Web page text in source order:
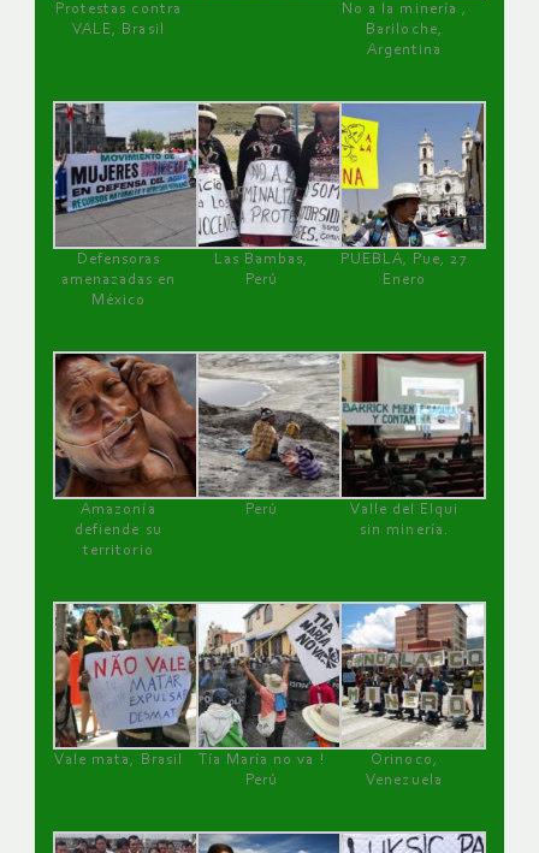
Protestas contra
VALE, Brasil
No a la minería ,
Bariloche,
Argentina
Defensoras
amenazadas en
México
Las Bambas,
Perú
PUEBLA, Pue, 27
Enero
Amazonía
defiende su
territorio
Perú
Valle del Elqui
sin minería.
Vale mata, Brasil
Tía María no va !
Perú
Orinoco,
Venezuela